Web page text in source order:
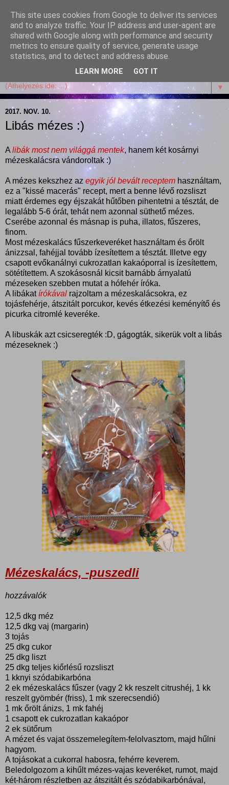
Garffyka
Szösszenetek a konyhámból, az életemből. Mosollyal,
receptekkel, vidámsággal, marcipánnal, csokival.
▼
2017. NOV. 10.
Libás mézes :)
A libák most nem világgá mentek, hanem két kosárnyi
mézeskalácsra vándoroltak :)
A mézes kekszhez az egyik jól bevált receptem használtam,
ez a "kissé macerás" recept, mert a benne lévő rozsliszt
miatt érdemes egy éjszakát hűtőben pihentetni a tésztát, de
legalább 5-6 órát, tehát nem azonnal süthető mézes.
Cserébe azonnal és másnap is puha, illatos, fűszeres,
finom.
Most mézeskalács fűszerkeveréket használtam és őrölt
ánizzsal, fahéjjal tovább ízesítettem a tésztát. Illetve egy
csapott evőkanálnyi cukrozatlan kakaóporral is ízesítettem,
sötétítettem. A szokásosnál kicsit barnább árnyalatú
mézeseken szebben mutat a hófehér íróka.
A libákat írókával rajzoltam a mézeskalácsokra, ez
tojásfehérje, átszitált porcukor, kevés étkezési keményítő és
picurka citromlé keveréke.
A libuskák azt csicseregték :D, gágogták, sikerük volt a libás
mézeseknek :)
Mézeskalács, -puszedli
hozzávalók
12,5 dkg méz
12,5 dkg vaj (margarin)
3 tojás
25 dkg cukor
25 dkg liszt
25 dkg teljes kiőrlésű rozsliszt
1 kknyi szódabikarbóna
2 ek mézeskalács fűszer (vagy 2 kk reszelt citrushéj, 1 kk
reszelt gyömbér (friss), 1 mk szerecsendió)
1 mk őrölt ánizs, 1 mk fahéj
1 csapott ek cukrozatlan kakaópor
2 ek sütőrum
A mézet és vajat összemelegítem-felolvasztom, majd hűlni
hagyom.
A tojásokat a cukorral habosra, fehérre keverem.
Beledolgozom a kihűlt mézes-vajas keveréket, rumot, majd
két-három részletben az átszitált és szódabikarbónával,
This site uses cookies from Google to deliver its services
and to analyze traffic. Your IP address and user-agent are
shared with Google along with performance and security
metrics to ensure quality of service, generate usage
statistics, and to detect and address abuse.
LEARN MORE GOT IT